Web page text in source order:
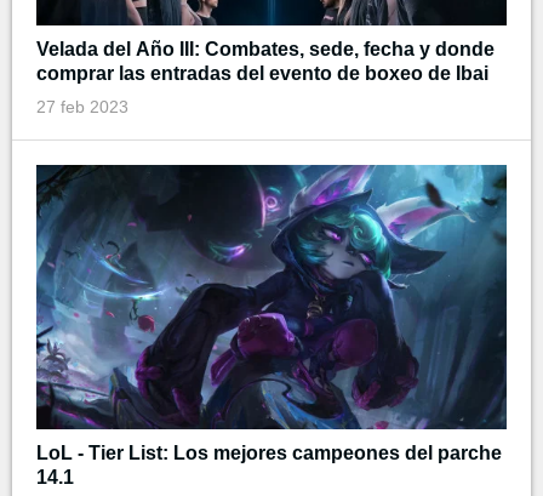
Velada del Año III: Combates, sede, fecha y donde
comprar las entradas del evento de boxeo de Ibai
27 feb 2023
LoL - Tier List: Los mejores campeones del parche
14.1